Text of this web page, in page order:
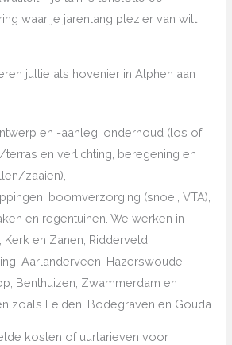
waar je jarenlang plezier van wilt
jullie als hovenier in Alphen aan
en -aanleg, onderhoud (los of
terras en verlichting, beregening en
zaaien),
boomverzorging (snoei, VTA),
en regentuinen. We werken in
Kerk en Zanen, Ridderveld,
Aarlanderveen, Hazerswoude,
Benthuizen, Zwammerdam en
zoals Leiden, Bodegraven en Gouda.
kosten of uurtarieven voor